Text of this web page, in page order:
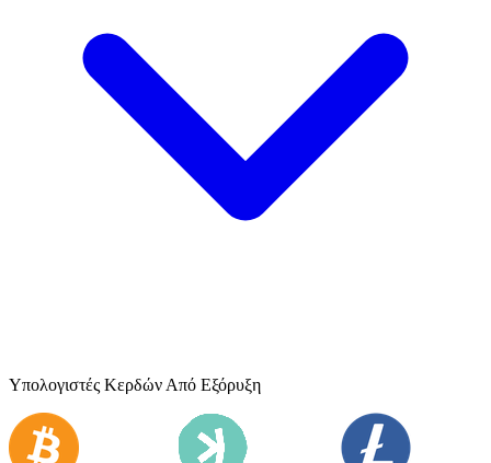
Υπολογιστές Κερδών Από Εξόρυξη